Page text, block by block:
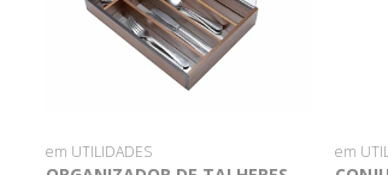
em UTILIDADES em